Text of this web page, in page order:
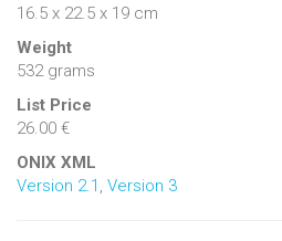
16.5 x 22.5 x 19 cm
Weight
532 grams
List Price
26.00 €
ONIX XML
Version 2.1 Version 3